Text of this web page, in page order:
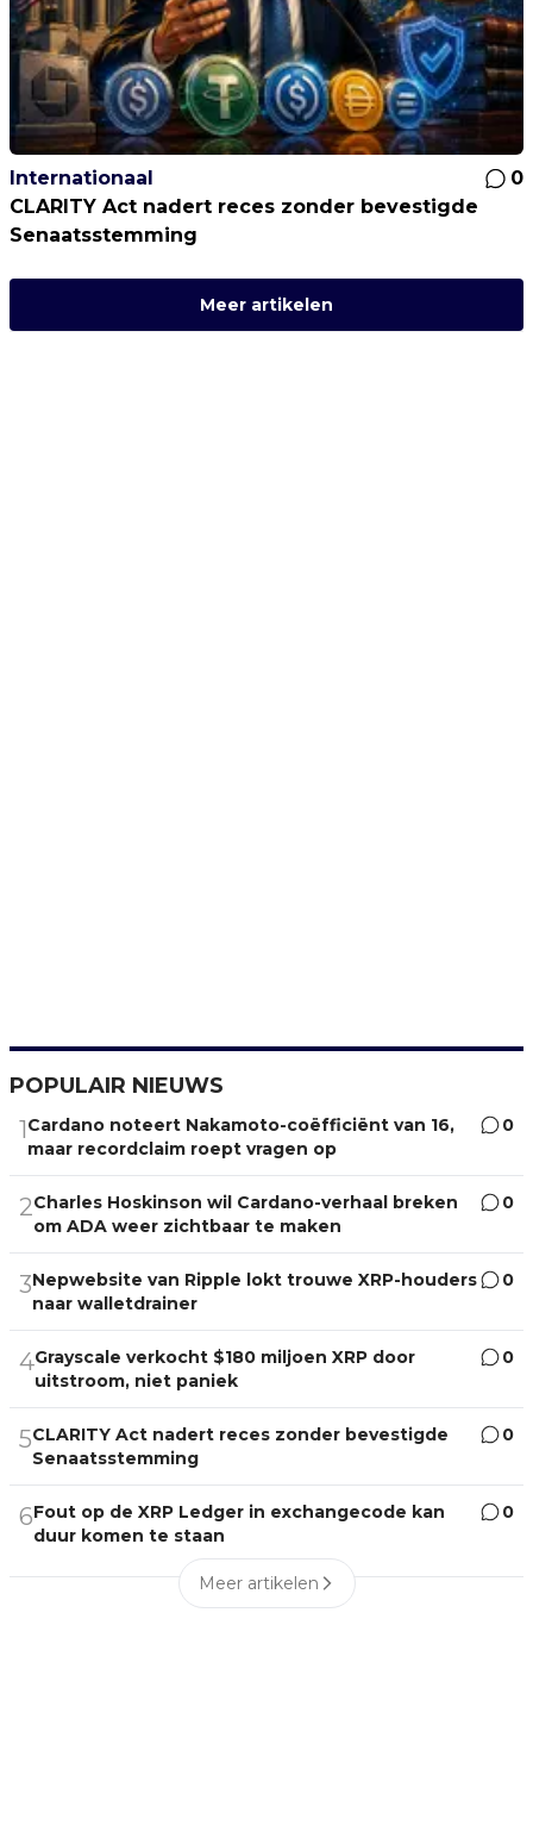
Internationaal
0
CLARITY Act nadert reces zonder bevestigde
Senaatsstemming
Meer artikelen
POPULAIR NIEUWS
1Cardano noteert Nakamoto-coëfficiënt van 16,
maar recordclaim roept vragen op
0
2Charles Hoskinson wil Cardano-verhaal breken
om ADA weer zichtbaar te maken
0
3Nepwebsite van Ripple lokt trouwe XRP-houders
naar walletdrainer
0
4Grayscale verkocht $180 miljoen XRP door
uitstroom, niet paniek
0
5CLARITY Act nadert reces zonder bevestigde
Senaatsstemming
0
6Fout op de XRP Ledger in exchangecode kan
duur komen te staan
0
Meer artikelen